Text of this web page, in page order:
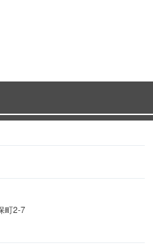
町2-7